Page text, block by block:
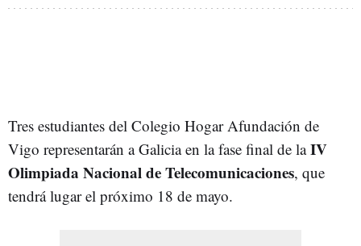
Tres estudiantes del Colegio Hogar Afundación de
Vigo representarán a Galicia en la fase final de laIV
Olimpiada Nacional de Telecomunicaciones, que
tendrá lugar el próximo 18 de mayo.